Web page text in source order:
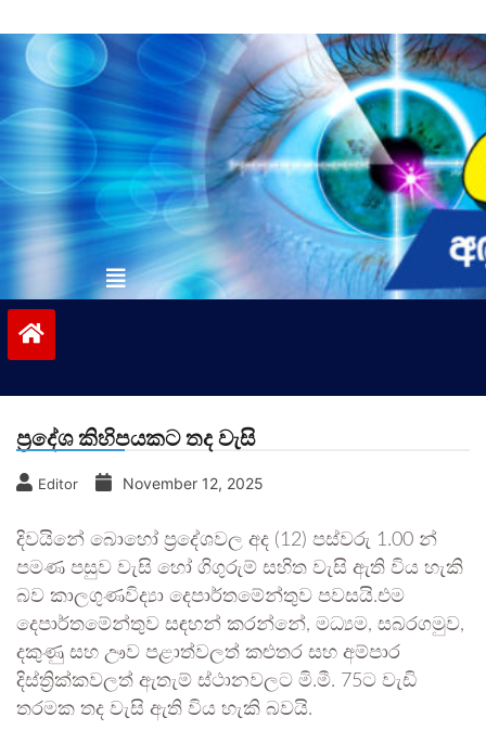
to
contentvinivida.lk
ප්‍රදේශ කිහිපයකට තද වැසි
Editor November 12, 2025
දිවයිනේ බොහෝ ප්‍රදේශවල අද (12) පස්වරු 1.00 න්
පමණ පසුව වැසි හෝ ගිගුරුම් සහිත වැසි ඇති විය හැකි
බව කාලගුණවිද්‍යා දෙපාර්තමේන්තුව පවසයි.එම
දෙපාර්තමේන්තුව සඳහන් කරන්නේ, මධ්‍යම, සබරගමුව,
දකුණු සහ ඌව පළාත්වලත් කළුතර සහ අම්පාර
දිස්ත්‍රික්කවලත් ඇතැම් ස්ථානවලට මි.මී. 75ට වැඩි
තරමක තද වැසි ඇති විය හැකි බවයි.